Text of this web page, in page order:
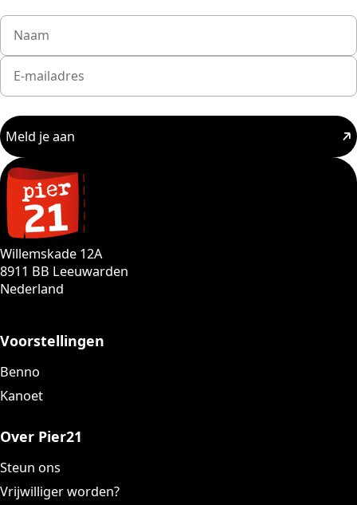
Meld je aan
Willemskade 12A
8911 BB Leeuwarden
Nederland
Voorstellingen
Benno
Kanoet
Over Pier21
Steun ons
Vrijwilliger worden?